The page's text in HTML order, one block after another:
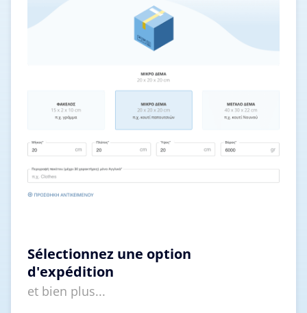
Sélectionnez une option
d'expédition
et bien plus...